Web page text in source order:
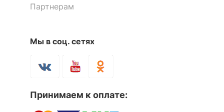
Партнерам
Мы в соц. сетях
Принимаем к оплате: